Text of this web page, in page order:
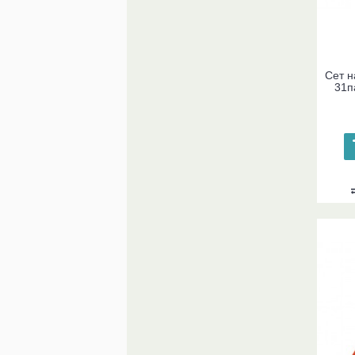
Сет